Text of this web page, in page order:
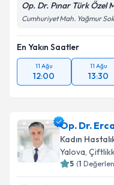
Op. Dr. Pınar Türk Özel
Cumhuriyet Mah. Yağmur
En Yakın Saatler
11 Ağu
12:00
11 Ağu
13:30
Op. Dr.
Kadın
Yalova,
5 (1